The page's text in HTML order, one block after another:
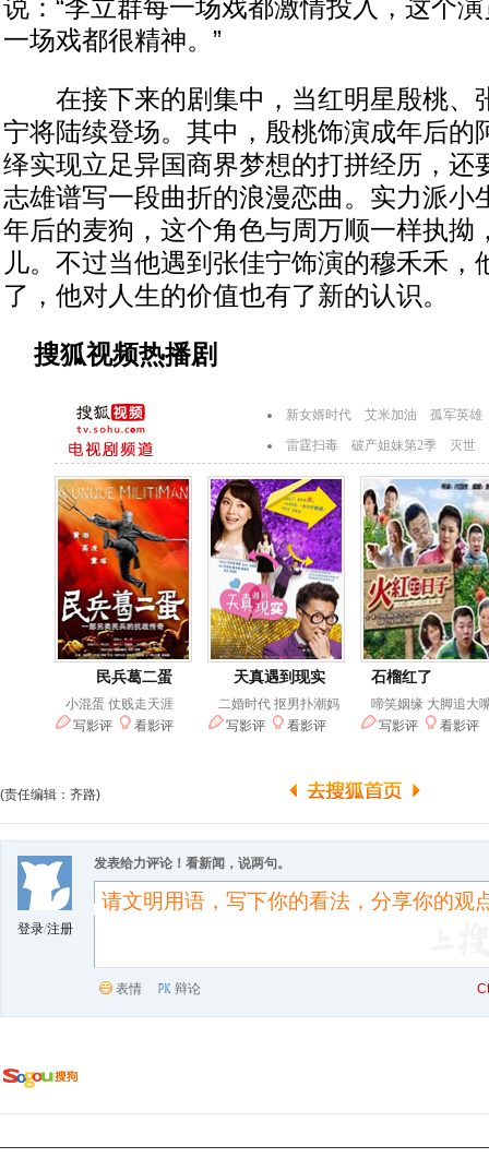
说：“李立群每一场戏都激情投入，这个
一场戏都很精神。”
在接下来的剧集中，当红明星殷桃、
宁将陆续登场。其中，殷桃饰演成年后的
绎实现立足异国商界梦想的打拼经历，还
志雄谱写一段曲折的浪漫恋曲。实力派小
年后的麦狗，这个角色与周万顺一样执拗
儿。不过当他遇到张佳宁饰演的穆禾禾，
了，他对人生的价值也有了新的认识。
搜狐视频热播剧
(责任编辑：齐路)
登录/注册
发表给力评论！看新闻，说两句。
表情 辩论